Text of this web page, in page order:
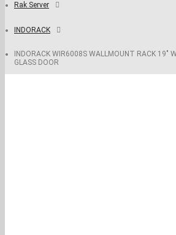
Rak Server
INDORACK
INDORACK WIR6008S WALLMOUNT RACK 19″
GLASS DOOR